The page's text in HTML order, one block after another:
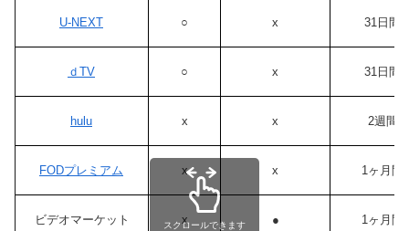
U-NEXT ○ x 31日間
ｄTV ○ x 31日間
hulu x x 2週間
FODプレミアム x x 1ヶ月間
ビデオマーケット x ● 1ヶ月間
スクロールできます